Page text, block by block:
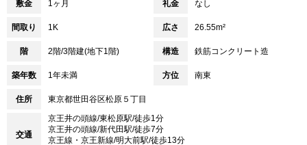
敷金 1ヶ月 礼金 なし
間取り 1K 広さ 26.55m²
階 2階/3階建(地下1階) 構造 鉄筋コンクリート造
築年数 1年未満 方位 南東
住所 東京都世田谷区松原５丁目
交通
京王井の頭線/東松原駅/徒歩1分
京王井の頭線/新代田駅/徒歩7分
京王線・京王新線/明大前駅/徒歩13分